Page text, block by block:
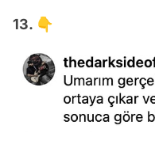
13. 👇